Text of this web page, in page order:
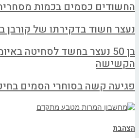
החשודים כסמים בכמות
נעצר חשוד בדקירתו של קורבן בן 48
בן 50 נעצר בחשד לסחיטה
הקשישה
פגיעה קשה בסוחרי הסמים
הצהבת